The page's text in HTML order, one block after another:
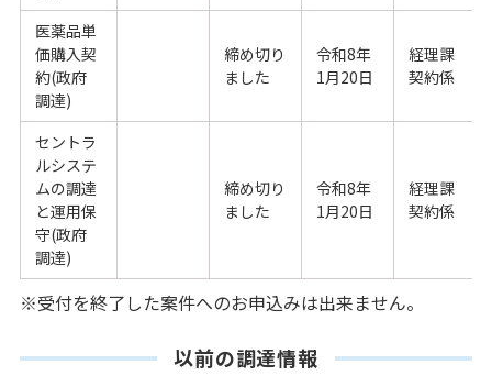
医薬品単
価購入契
約(政府
調達)
締め切り
ました
令和8年
1月20日
経理課
契約係
セントラ
ルシステ
ムの調達
と運用保
守(政府
調達)
締め切り
ました
令和8年
1月20日
経理課
契約係
※受付を終了した案件へのお申込みは出来ません。
以前の調達情報